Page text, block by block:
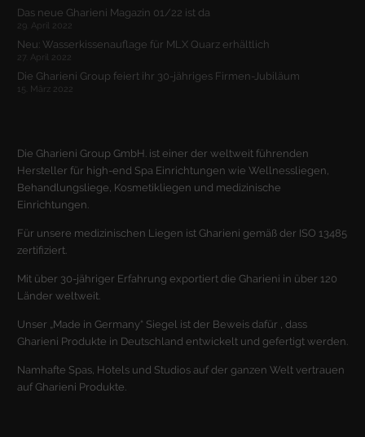
Das neue Gharieni Magazin 01/22 ist da
29. April 2022
Neu: Wasserkissenauflage für MLX Quarz erhältlich
27. April 2022
Die Gharieni Group feiert ihr 30-jähriges Firmen-Jubiläum
15. März 2022
Die Gharieni Group GmbH. ist einer der weltweit führenden
Hersteller für high-end Spa Einrichtungen wie Wellnessliegen,
Behandlungsliege, Kosmetikliegen und medizinische
Einrichtungen.
Für unsere medizinischen Liegen ist Gharieni gemäß der ISO 13485
zertifiziert.
Mit über 30-jähriger Erfahrung exportiert die Gharieni in über 120
Länder weltweit.
Unser „Made in Germany“ Siegel ist der Beweis dafür , dass
Gharieni Produkte in Deutschland entwickelt und gefertigt werden.
Namhafte Spas, Hotels und Studios auf der ganzen Welt vertrauen
auf Gharieni Produkte.
Externe Medien (2)
Inhalte von Videoplattformen und Social-Media-Plattformen werden
Cookie-Informationen anzeigen
Datenschutzerklärung Impressum